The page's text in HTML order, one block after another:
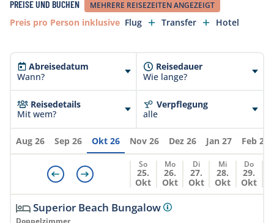
(GST Tax) sowie die USD 12.00/Tag Green Taxen
und die 10% Service Charge. Wir behalten uns vor,
werden die Taxen separat verrechnet.
PREISE UND BUCHEN MEHRERE REISEZEITEN ANGEZEIGT
Preis pro Person inklusive Flug Transfer Hotel
Abreisedatum
Wann?
Reisedauer
Wie lange?
Reisedetails
Mit wem?
Verpflegung
alle
Aug 26 Sep 26 Okt 26 Nov 26 Dez 26 Jan 27 Feb 27
So
25.
Okt
Mo
26.
Okt
Di
27.
Okt
Mi
28.
Okt
Do
29.
Okt
Superior Beach Bungalow
Doppelzimmer